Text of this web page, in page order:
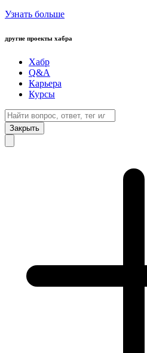
Узнать больше
другие проекты хабра
Хабр
Q&A
Карьера
Курсы
Закрыть